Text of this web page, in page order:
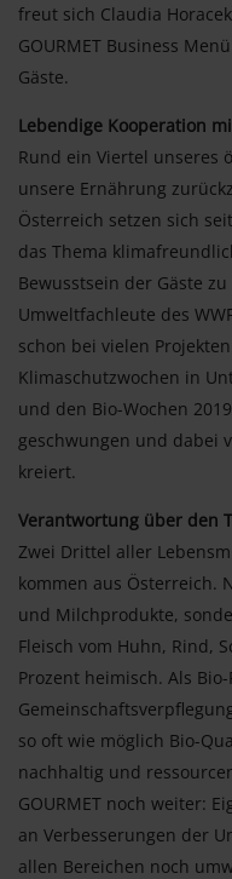
freut sich Claudia
GOURMET Business
Gäste.
Lebendige Kooperation
Rund ein Viertel unseres
unsere Ernährung
Österreich setzen sich
das Thema
Bewusstsein der Gäste
Umweltfachleute des
schon bei vielen
Klimaschutzwochen in
und den Bio-Wochen
geschwungen und dabei
kreiert.
Verantwortung über den
Zwei Drittel aller
kommen aus Österreich.
und Milchprodukte,
Fleisch vom Huhn, Rind,
Prozent heimisch. Als
so oft wie möglich Bio-
nachhaltig und
GOURMET noch weiter:
an Verbesserungen der
allen Bereichen noch